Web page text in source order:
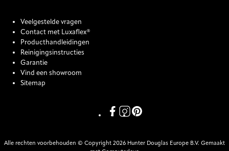
Veelgestelde vragen
Contact met Luxaflex®
Producthandleidingen
Reinigingsinstructies
Garantie
Vind een showroom
Sitemap
Link missing Display text from
Link missing Display text
Link missing Display text
Alle rechten voorbehouden © Copyright 2026 Hunter Douglas Europe B.V. Gemaakt